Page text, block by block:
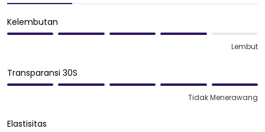
Kelembutan
Lembut
Transparansi 30S
Tidak Menerawang
Elastisitas